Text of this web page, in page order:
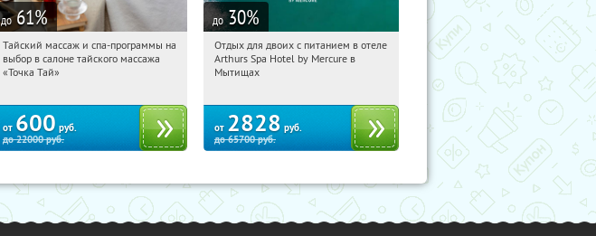
до 61%
13:37:26 Купили: 23
Чертановская
Тайский массаж и спа-программы на
выбор в салоне тайского массажа
«Точка Тай»
от 600 руб.
до22000руб.
до 30%
13:37:26
Купи первым!
Московская обл., г. Мытищи, д.
Отдых для двоих с питанием в отеле
Arthurs Spa Hotel by Mercure в
Мытищах
от 2828 руб.
до65700руб.